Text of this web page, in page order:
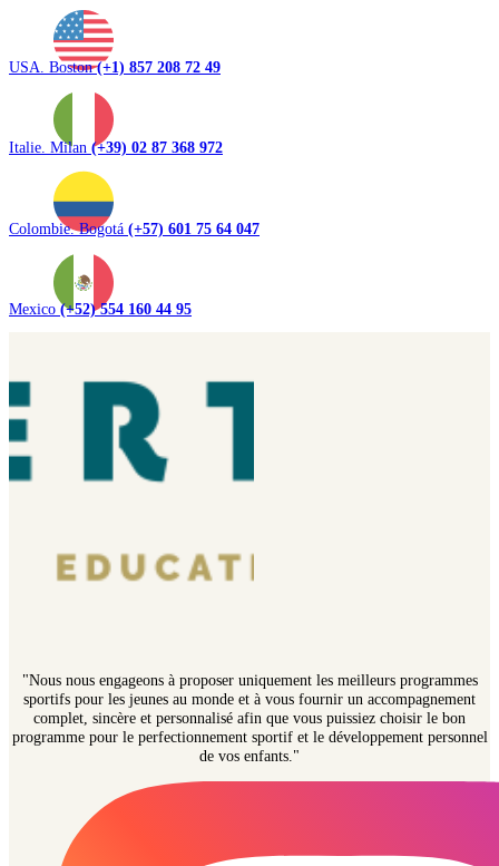
USA. Boston(+1) 857 208 72 49
Italie. Milan (+39) 02 87 368 972
Colombie. Bogotá (+57) 601 75 64 047
Mexico (+52) 554 160 44 95
"Nous nous engageons à proposer uniquement les meilleurs programmes
sportifs pour les jeunes au monde et à vous fournir un accompagnement
complet, sincère et personnalisé afin que vous puissiez choisir le bon
programme pour le perfectionnement sportif et le développement personnel
de vos enfants."